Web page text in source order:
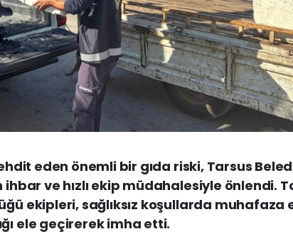
eden önemli bir gıda riski, Tarsus
ihbar ve hızlı ekip müdahalesiyle önlendi.
ekipleri, sağlıksız koşullarda muhafaza
ele geçirerek imha etti.